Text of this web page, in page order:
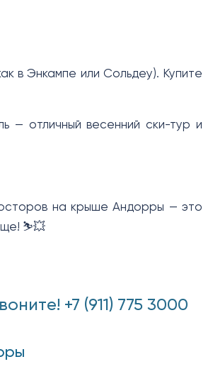
в Энкампе или Сольдеу). Купите
— отличный весенний ски-тур и
на крыше Андорры — это
⛷️💥
+7 (911) 775 3000